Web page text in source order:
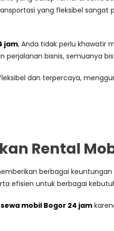
yang fleksibel
jam, Anda tidak perlu khawatir
bisnis, semuanya
dan terpercaya,
Rental
berbagai
efisien untuk berbagai
sewa mobil Bogor 24 jam